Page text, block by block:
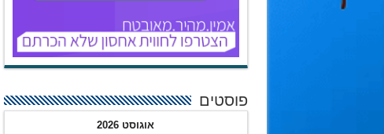
פוסטים
אוגוסט 2026